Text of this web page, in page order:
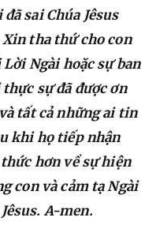
sai Chúa Jêsus
Xin tha thứ cho con
Ngài hoặc sự ban
sự đã được ơn
tất cả những ai tin
khi họ tiếp nhận
hơn về sự hiện
con và cảm tạ Ngài
A-men.